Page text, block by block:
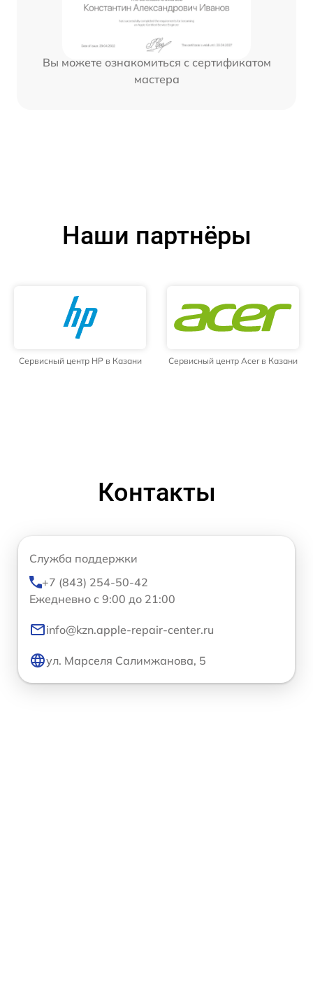
Вы можете ознакомиться с сертификатом
мастера
Наши партнёры
Сервисный центр HP в Казани Сервисный центр Acer в Казани
Контакты
Служба поддержки
+7 (843) 254-50-42
Ежедневно с 9:00 до 21:00
info@kzn.apple-repair-center.ru
ул. Марселя Салимжанова, 5